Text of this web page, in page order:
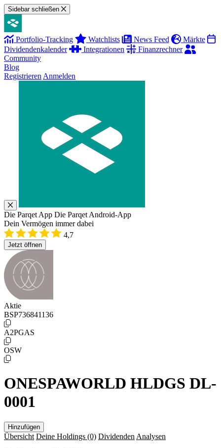
Sidebar schließen
Portfolio-Tracking Watchlists News Feed
Märkte
Dividendenkalender
Integrationen
Finanzrechner
Community
Blog
Registrieren Anmelden
Die Parqet App Die Parqet Android-App
Dein Vermögen immer dabei
4,7
Jetzt öffnen
Aktie
BSP736841136
A2PGAS
OSW
ONESPAWORLD HLDGS DL-
0001
Hinzufügen
Übersicht Deine Holdings (0) Dividenden Analysen